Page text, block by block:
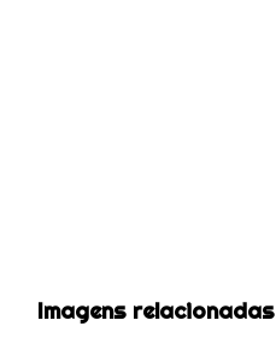
Imagens relacionadas